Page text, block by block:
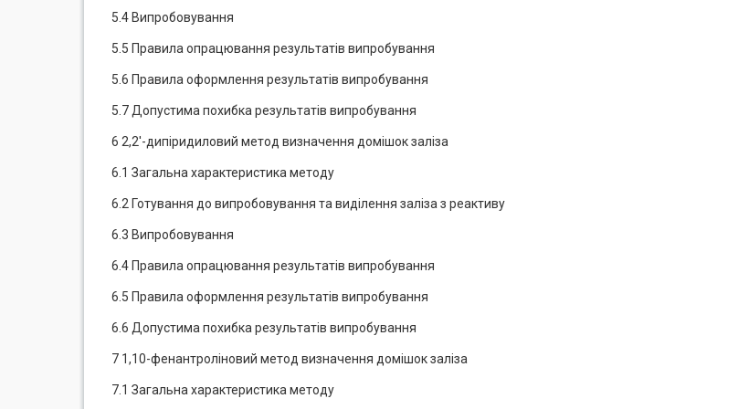
5.4 Випробовування
5.5 Правила опрацювання результатів випробування
5.6 Правила оформлення результатів випробування
5.7 Допустима похибка результатів випробування
6 2,2'-дипіридиловий метод визначення домішок заліза
6.1 Загальна характеристика методу
6.2 Готування до випробовування та виділення заліза з реактиву
6.3 Випробовування
6.4 Правила опрацювання результатів випробування
6.5 Правила оформлення результатів випробування
6.6 Допустима похибка результатів випробування
7 1,10-фенантроліновий метод визначення домішок заліза
7.1 Загальна характеристика методу